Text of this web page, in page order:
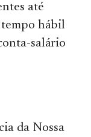
até
hábil
salário
da Nossa